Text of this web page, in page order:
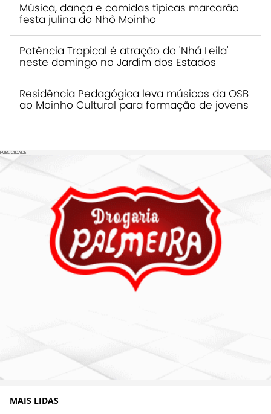
Música, dança e comidas típicas marcarão
festa julina do Nhô Moinho
Potência Tropical é atração do 'Nhá Leila'
neste domingo no Jardim dos Estados
Residência Pedagógica leva músicos da OSB
ao Moinho Cultural para formação de jovens
PUBLICIDADE
MAIS LIDAS